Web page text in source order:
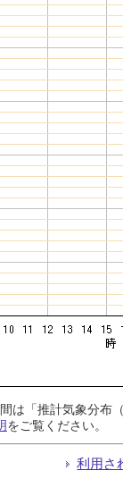
は「推計気象分布
をご覧ください。
利用さ